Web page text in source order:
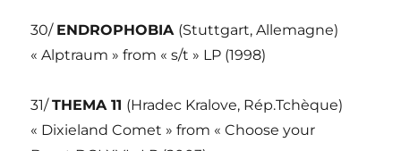
30/ ENDROPHOBIA (Stuttgart, Allemagne)
« Alptraum » from « s/t » LP (1998)
31/THEMA 11 (Hradec Kralove, Rép.Tchèque)
« Dixieland Comet » from « Choose your